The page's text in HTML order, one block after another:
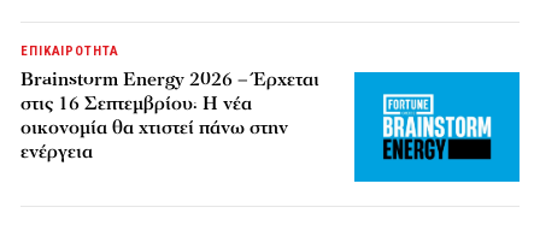
ΕΠΙΚΑΙΡΟΤΗΤΑ
Brainstorm Energy 2026 – Έρχεται
στις 16 Σεπτεμβρίου: Η νέα
οικονομία θα χτιστεί πάνω στην
ενέργεια